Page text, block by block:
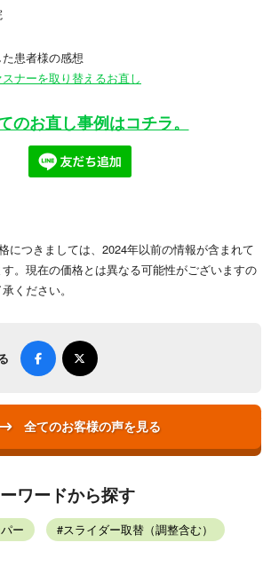
患者様の感想
ナーを取り替えるお直し
のお直し事例はコチラ。
につきましては、2024年以前の情報が含まれて
。現在の価格とは異なる可能性がございますの
ください。
全てのお客様の声を見る
ワードから探す
ー スライダー取替（調整含む）